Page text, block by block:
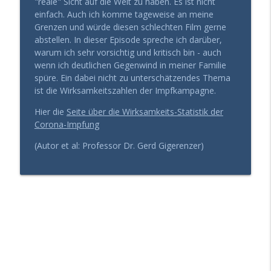
aufblühen (statt zu paralysieren)
Gesund Führen - der Leadership Podcast
Mit 60 mehr Energie haben, als mit 30?
(Das Geheimnis der Kohärenz)
Gesund Führen - der Leadership Podcast
Die „Vernunft-Falle“: Warum erfahrenen
Chefs der Durchbruch fehlt
Gesund Führen - der Leadership Podcast
Blutwerte top, trotzdem erschöpft?
einfach. Auch ich komme tageweise an meine
Grenzen und würde diesen schlechten Film gerne
abstellen. In dieser Episode spreche ich darüber,
warum ich sehr vorsichtig und kritisch bin - auch
wenn ich deutlichen Gegenwind in meiner Familie
spüre. Ein dabei nicht zu unterschätzendes Thema
ist die Wirksamkeitszahlen der Impfkampagne.
Hier die Seite über die Wirksamkeits-Statistik der
Corona-Impfung
(Autor et al: Professor Dr. Gerd Gigerenzer)